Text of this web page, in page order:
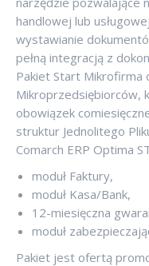
handlowej lub
wystawianie
pełną integracją z
Pakiet Start Mikrofirma
Mikroprzedsiębiorców,
obowiązek
struktur Jednolitego
Comarch ERP Optima
moduł Faktury,
moduł Kasa/Bank,
12-miesięczna
moduł
Pakiet jest ofertą